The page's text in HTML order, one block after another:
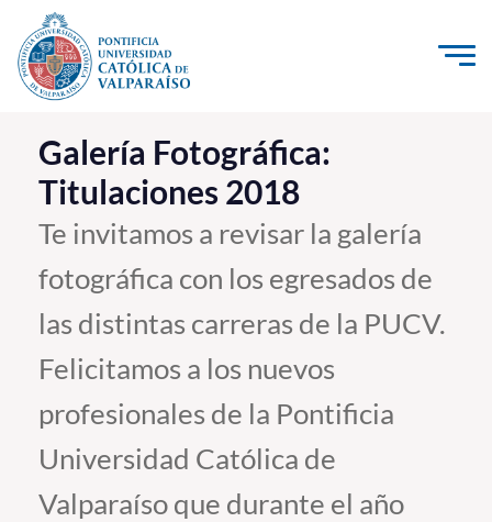
Click acá para ir directamente al contenido
La Universidad
Investigación, Creación e Innovación
PUCV Internacional
Vinculación con el Medio
Admisión
Galería Fotográfica:
Titulaciones 2018
Te invitamos a revisar la galería
fotográfica con los egresados de
las distintas carreras de la PUCV.
Felicitamos a los nuevos
profesionales de la Pontificia
Universidad Católica de
Valparaíso que durante el año